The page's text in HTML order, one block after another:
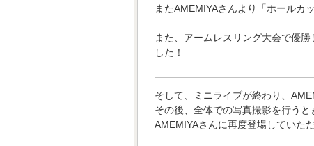
またAMEMIYAさんより「ホールカ
また、アームレスリング大会で優
した！
そして、ミニライブが終わり、
その後、全体での写真撮影を行う
AMEMIYAさんに再度登場していた